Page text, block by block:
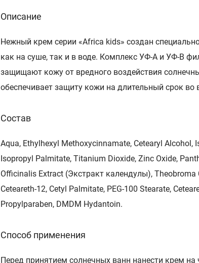
Описание
Нежный крем серии «Africa kids» создан
как на суше, так и в воде. Комплекс УФ-А и УФ-B
защищают кожу от вредного воздействия
обеспечивает защиту кожи на длительный срок
Состав
Aqua, Ethylhexyl Methoxycinnamate, Cetearyl
Isopropyl Palmitate, Titanium Dioxide, Zinc Oxide,
Officinalis Extract (Экстракт календулы), Theobroma
Ceteareth-12, Cetyl Palmitate, PEG-100 Stearate,
Propylparaben, DMDM Hydantoin.
Способ применения
Перед принятием солнечных ванн нанести крем